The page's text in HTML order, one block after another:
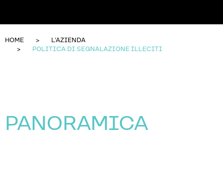
HOME
L'AZIENDA
POLITICA DI SEGNALAZIONE ILLECITI
PANORAMICA